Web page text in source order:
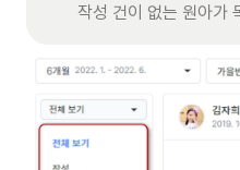
작성 건이 없는 원아가